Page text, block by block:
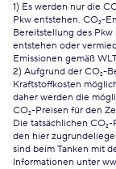
1) Es werden nur die
Pkw entstehen. CO₂-
Bereitstellung des
entstehen oder
Emissionen gemäß
2) Aufgrund der CO₂-
Kraftstoffkosten
daher werden die
CO₂-Preisen für den
Die tatsächlichen
den hier
sind beim Tanken mit
Informationen unter